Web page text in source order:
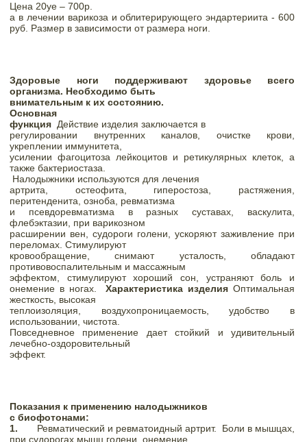
Цена 20уе – 700р.
а в лечении варикоза и облитерирующего эндартериита - 600
руб. Размер в зависимости от размера ноги.
Здоровые ноги поддерживают здоровье всего
организма. Необходимо быть
внимательным к их состоянию.
Основная
функция Действие изделия заключается в
регулировании внутренних каналов, очистке крови,
укреплении иммунитета,
усилении фагоцитоза лейкоцитов и ретикулярных клеток, а
также бактериостаза.
Налодыжники используются для лечения
артрита, остеофита, гиперостоза, растяжения,
перитенденита, озноба, ревматизма
и псевдоревматизма в разных суставах, васкулита,
флебэктазии, при варикозном
расширении вен, судороги голени, ускоряют заживление при
переломах. Стимулируют
кровообращение, снимают усталость, обладают
противовоспалительным и массажным
эффектом, стимулируют хороший сон, устраняют боль и
онемение в ногах.
Характеристика изделия Оптимальная
жесткость, высокая
теплоизоляция, воздухопроницаемость, удобство в
использовании, чистота.
Повседневное применение дает стойкий и удивительный
лечебно-оздоровительный
эффект.
Показания к применению налодыжников
с биофотонами:
1.
Ревматический и ревматоидный артрит.
Боли в мышцах,
при судорогах мышц голени, онемение